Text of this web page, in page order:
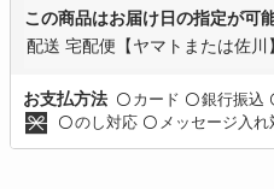
この商品はお届け日の指定が可
配送 宅配便【ヤマトまたは佐川】
お支払方法 〇 カード 〇銀行振込
〇のし対応 〇 メッセージ入れ